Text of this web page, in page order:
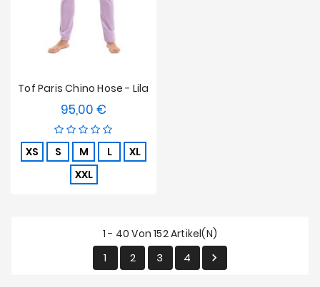
Tof Paris Chino Hose - Lila
95,00 €
XS S M L
XL
XXL
1 - 40 Von 152 Artikel(n)
1 2 3 4 